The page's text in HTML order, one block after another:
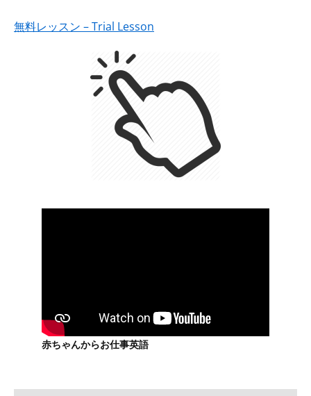
無料レッスン – Trial Lesson
赤ちゃんからお仕事英語